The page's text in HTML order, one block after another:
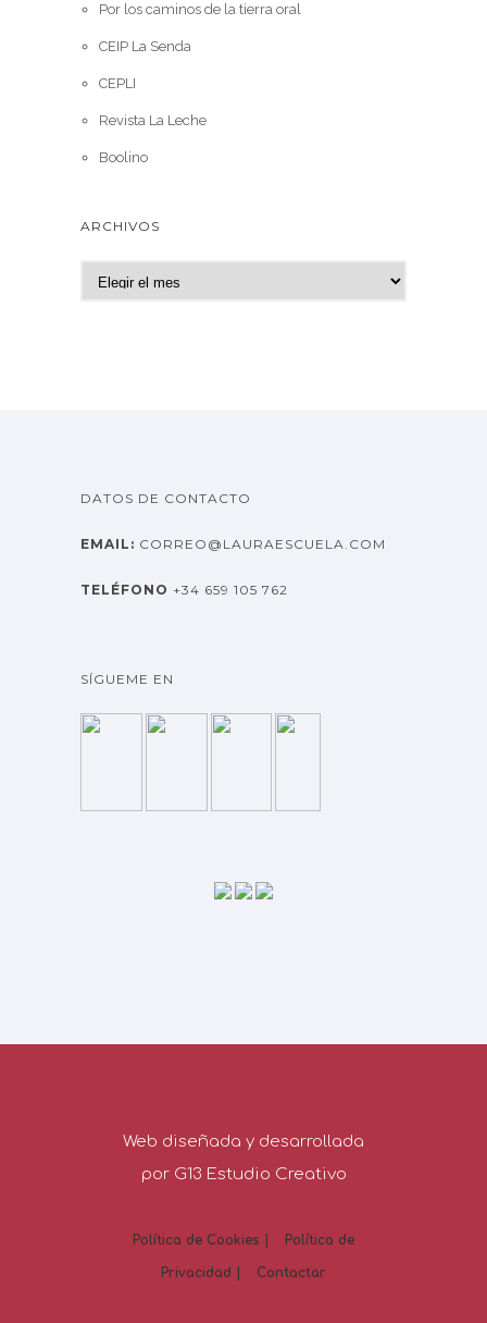
Por los caminos de la tierra oral
CEIP La Senda
CEPLI
Revista La Leche
Boolino
ARCHIVOS
r
DATOS DE CONTACTO
EMAIL: CORREO@LAURAESCUELA.COM
TELÉFONO +34 659 105 762
SÍGUEME EN
Web diseñada y desarrollada
por G13 Estudio Creativo
Política de Cookies | Política de
Privacidad | Contactar